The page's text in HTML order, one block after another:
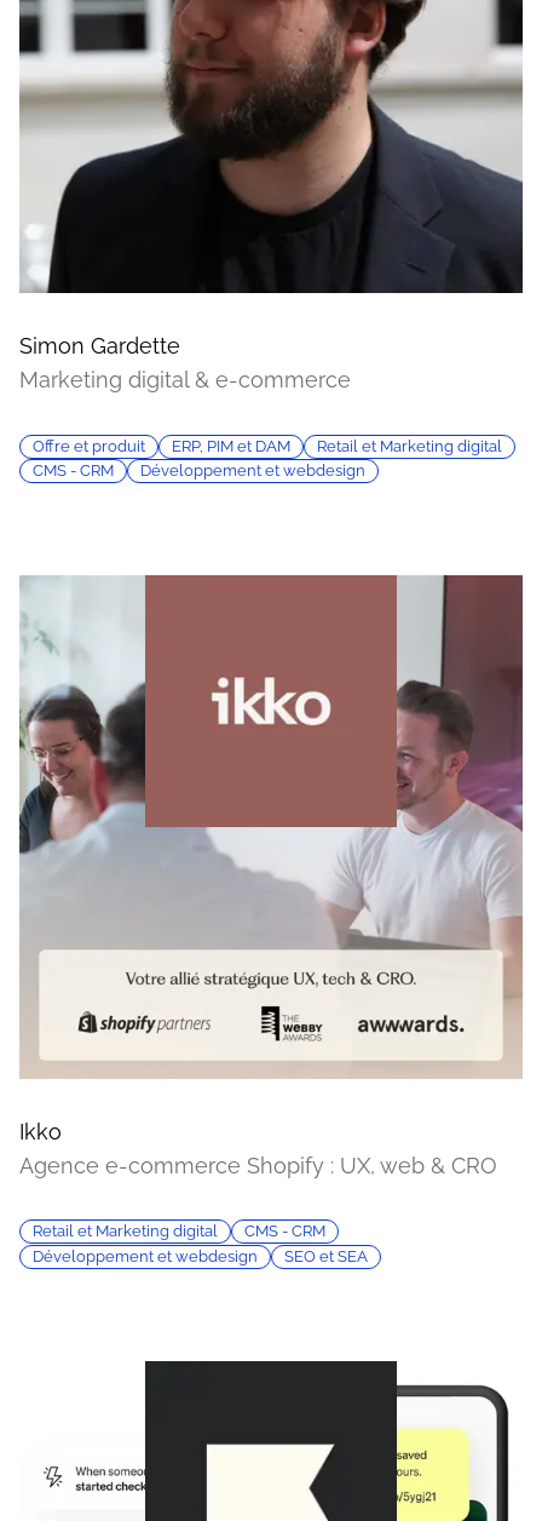
Simon Gardette
Marketing digital & e-commerce
Offre et produit ERP, PIM et DAM
Retail et Marketing digital
CMS - CRM
Développement et webdesign
Ikko
Agence e-commerce Shopify : UX, web & CRO
Retail et Marketing digital
CMS - CRM
Développement et webdesign
SEO et SEA